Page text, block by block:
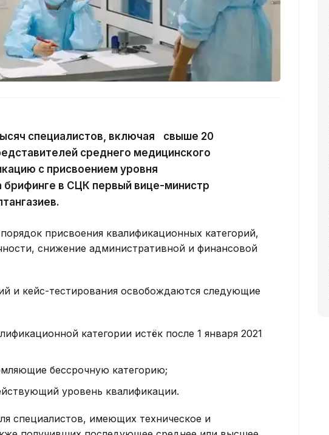
специалистов, включая свыше 20
среднего медицинского
с присвоением уровня
в СЦК первый вице-министр
присвоения квалификационных категорий,
снижение административной и финансовой
и кейс-тестирования освобождаются следующие
категории истёк после 1 января 2021
бессрочную категорию;
уровень квалификации.
специалистов, имеющих техническое и